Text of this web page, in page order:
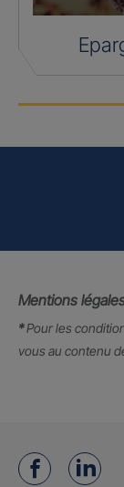
Mentions
*Pour les
vous au contenu